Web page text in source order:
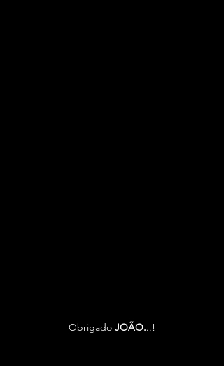
Obrigado JOÃO...!